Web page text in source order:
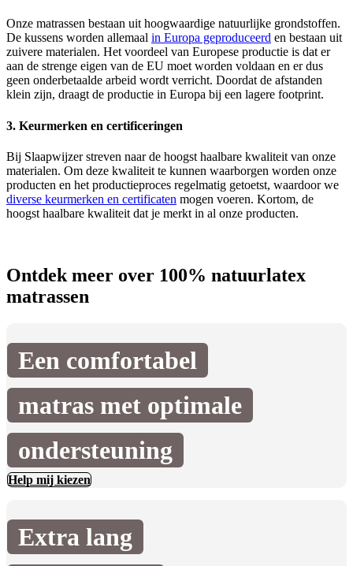
Onze matrassen bestaan uit hoogwaardige natuurlijke grondstoffen.
De kussens worden allemaal in Europa geproduceerd en bestaan uit
zuivere materialen. Het voordeel van Europese productie is dat er
aan de strenge eigen van de EU moet worden voldaan en er dus
geen onderbetaalde arbeid wordt verricht. Doordat de afstanden
klein zijn, draagt de productie in Europa bij een lagere footprint.
3. Keurmerken en certificeringen
Bij Slaapwijzer streven naar de hoogst haalbare kwaliteit van onze
materialen. Om deze kwaliteit te kunnen waarborgen worden onze
producten en het productieproces regelmatig getoetst, waardoor we
diverse keurmerken en certificaten mogen voeren. Kortom, de
hoogst haalbare kwaliteit dat je merkt in al onze producten.
Ontdek meer over 100% natuurlatex
matrassen
Een comfortabel
matras met optimale
ondersteuning
Help mij kiezen
Extra lang